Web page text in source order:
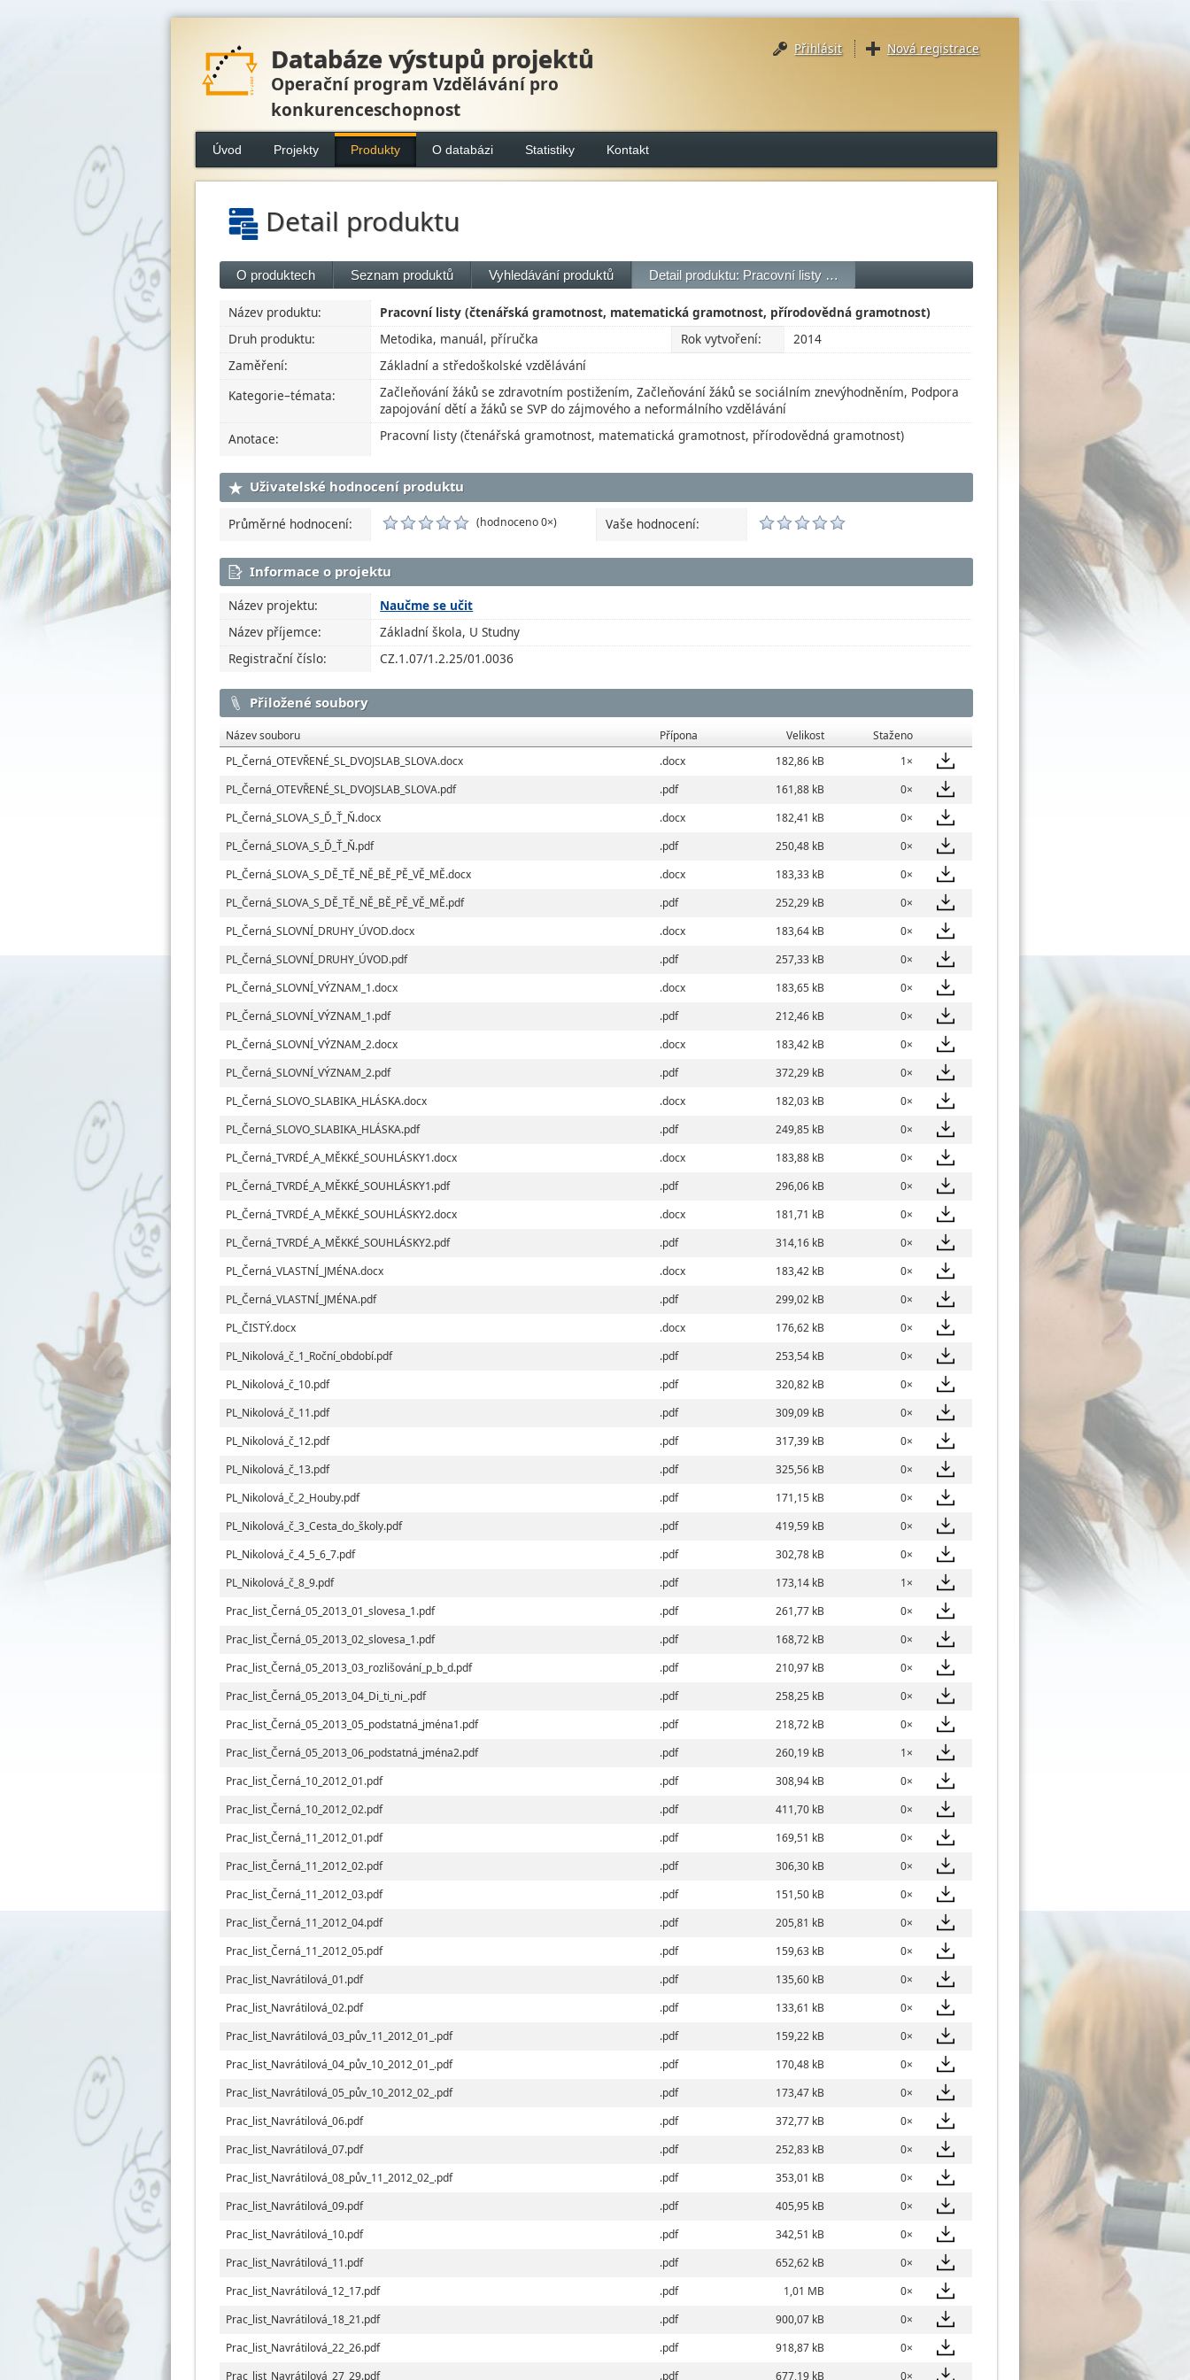
Databáze výstupů projektů
Operační program Vzdělávání pro
konkurenceschopnost
Přihlásit Nová registrace
Úvod Projekty Produkty O databázi Statistiky Kontakt
Detail produktu
O produktech Seznam produktů Vyhledávání produktů Detail produktu: Pracovní listy …
Název produktu:
Pracovní listy (čtenářská gramotnost, matematická gramotnost, přírodovědná gramotnost)
Druh produktu:
Metodika, manuál, příručka Rok vytvoření:
2014
Zaměření:
Základní a středoškolské vzdělávání
Kategorie–témata:
Začleňování žáků se zdravotním postižením, Začleňování žáků se sociálním znevýhodněním, Podpora
zapojování dětí a žáků se SVP do zájmového a neformálního vzdělávání
Anotace:
Pracovní listy (čtenářská gramotnost, matematická gramotnost, přírodovědná gramotnost)
Uživatelské hodnocení produktu
Průměrné hodnocení: (hodnoceno 0×) Vaše hodnocení:
Informace o projektu
Název projektu:
Naučme se učit
Název příjemce:
Základní škola, U Studny
Registrační číslo:
CZ.1.07/1.2.25/01.0036
Přiložené soubory
Název souboru Přípona Velikost
Staženo
PL_Černá_OTEVŘENÉ_SL_DVOJSLAB_SLOVA.docx
.docx 182,86 kB
1×
PL_Černá_OTEVŘENÉ_SL_DVOJSLAB_SLOVA.pdf
.pdf 161,88 kB
0×
PL_Černá_SLOVA_S_Ď_Ť_Ň.docx
.docx 182,41 kB
0×
PL_Černá_SLOVA_S_Ď_Ť_Ň.pdf
.pdf 250,48 kB
0×
PL_Černá_SLOVA_S_DĚ_TĚ_NĚ_BĚ_PĚ_VĚ_MĚ.docx
.docx 183,33 kB
0×
PL_Černá_SLOVA_S_DĚ_TĚ_NĚ_BĚ_PĚ_VĚ_MĚ.pdf
.pdf 252,29 kB
0×
PL_Černá_SLOVNÍ_DRUHY_ÚVOD.docx
.docx 183,64 kB
0×
PL_Černá_SLOVNÍ_DRUHY_ÚVOD.pdf
.pdf 257,33 kB
0×
PL_Černá_SLOVNÍ_VÝZNAM_1.docx
.docx 183,65 kB
0×
PL_Černá_SLOVNÍ_VÝZNAM_1.pdf
.pdf 212,46 kB
0×
PL_Černá_SLOVNÍ_VÝZNAM_2.docx
.docx 183,42 kB
0×
PL_Černá_SLOVNÍ_VÝZNAM_2.pdf
.pdf 372,29 kB
0×
PL_Černá_SLOVO_SLABIKA_HLÁSKA.docx
.docx 182,03 kB
0×
PL_Černá_SLOVO_SLABIKA_HLÁSKA.pdf
.pdf 249,85 kB
0×
PL_Černá_TVRDÉ_A_MĚKKÉ_SOUHLÁSKY1.docx
.docx 183,88 kB
0×
PL_Černá_TVRDÉ_A_MĚKKÉ_SOUHLÁSKY1.pdf
.pdf 296,06 kB
0×
PL_Černá_TVRDÉ_A_MĚKKÉ_SOUHLÁSKY2.docx
.docx 181,71 kB
0×
PL_Černá_TVRDÉ_A_MĚKKÉ_SOUHLÁSKY2.pdf
.pdf 314,16 kB
0×
PL_Černá_VLASTNÍ_JMÉNA.docx
.docx 183,42 kB
0×
PL_Černá_VLASTNÍ_JMÉNA.pdf
.pdf 299,02 kB
0×
PL_ČISTÝ.docx
.docx 176,62 kB
0×
PL_Nikolová_č_1_Roční_období.pdf
.pdf 253,54 kB
0×
PL_Nikolová_č_10.pdf
.pdf 320,82 kB
0×
PL_Nikolová_č_11.pdf
.pdf 309,09 kB
0×
PL_Nikolová_č_12.pdf
.pdf 317,39 kB
0×
PL_Nikolová_č_13.pdf
.pdf 325,56 kB
0×
PL_Nikolová_č_2_Houby.pdf
.pdf 171,15 kB
0×
PL_Nikolová_č_3_Cesta_do_školy.pdf
.pdf 419,59 kB
0×
PL_Nikolová_č_4_5_6_7.pdf
.pdf 302,78 kB
0×
PL_Nikolová_č_8_9.pdf
.pdf 173,14 kB
1×
Prac_list_Černá_05_2013_01_slovesa_1.pdf
.pdf 261,77 kB
0×
Prac_list_Černá_05_2013_02_slovesa_1.pdf
.pdf 168,72 kB
0×
Prac_list_Černá_05_2013_03_rozlišování_p_b_d.pdf
.pdf 210,97 kB
0×
Prac_list_Černá_05_2013_04_Di_ti_ni_.pdf
.pdf 258,25 kB
0×
Prac_list_Černá_05_2013_05_podstatná_jména1.pdf
.pdf 218,72 kB
0×
Prac_list_Černá_05_2013_06_podstatná_jména2.pdf
.pdf 260,19 kB
1×
Prac_list_Černá_10_2012_01.pdf
.pdf 308,94 kB
0×
Prac_list_Černá_10_2012_02.pdf
.pdf 411,70 kB
0×
Prac_list_Černá_11_2012_01.pdf
.pdf 169,51 kB
0×
Prac_list_Černá_11_2012_02.pdf
.pdf 306,30 kB
0×
Prac_list_Černá_11_2012_03.pdf
.pdf 151,50 kB
0×
Prac_list_Černá_11_2012_04.pdf
.pdf 205,81 kB
0×
Prac_list_Černá_11_2012_05.pdf
.pdf 159,63 kB
0×
Prac_list_Navrátilová_01.pdf
.pdf 135,60 kB
0×
Prac_list_Navrátilová_02.pdf
.pdf 133,61 kB
0×
Prac_list_Navrátilová_03_pův_11_2012_01_.pdf
.pdf 159,22 kB
0×
Prac_list_Navrátilová_04_pův_10_2012_01_.pdf
.pdf 170,48 kB
0×
Prac_list_Navrátilová_05_pův_10_2012_02_.pdf
.pdf 173,47 kB
0×
Prac_list_Navrátilová_06.pdf
.pdf 372,77 kB
0×
Prac_list_Navrátilová_07.pdf
.pdf 252,83 kB
0×
Prac_list_Navrátilová_08_pův_11_2012_02_.pdf
.pdf 353,01 kB
0×
Prac_list_Navrátilová_09.pdf
.pdf 405,95 kB
0×
Prac_list_Navrátilová_10.pdf
.pdf 342,51 kB
0×
Prac_list_Navrátilová_11.pdf
.pdf 652,62 kB
0×
Prac_list_Navrátilová_12_17.pdf
.pdf 1,01 MB
0×
Prac_list_Navrátilová_18_21.pdf
.pdf 900,07 kB
0×
Prac_list_Navrátilová_22_26.pdf
.pdf 918,87 kB
0×
Prac_list_Navrátilová_27_29.pdf
.pdf 677,19 kB 0×